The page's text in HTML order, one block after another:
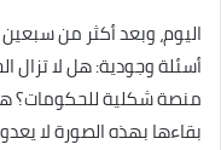
اليوم، وبعد أكثر من
أسئلة وجودية: هل لا تزال
منصة شكلية للحكومات؟
بقاءها بهذه الصورة لا